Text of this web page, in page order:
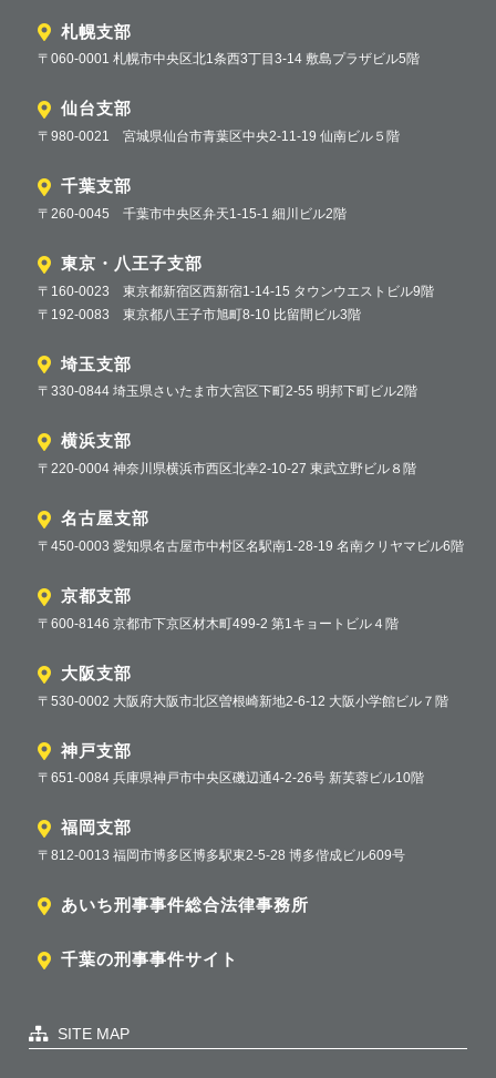
札幌支部
〒060-0001 札幌市中央区北1条西3丁目3-14 敷島プラザビル5階
仙台支部
〒980-0021 宮城県仙台市青葉区中央2-11-19 仙南ビル５階
千葉支部
〒260-0045 千葉市中央区弁天1-15-1 細川ビル2階
東京・八王子支部
〒160-0023 東京都新宿区西新宿1-14-15 タウンウエストビル9階
〒192-0083 東京都八王子市旭町8-10 比留間ビル3階
埼玉支部
〒330-0844 埼玉県さいたま市大宮区下町2-55 明邦下町ビル2階
横浜支部
〒220-0004 神奈川県横浜市西区北幸2-10-27 東武立野ビル８階
名古屋支部
〒450-0003 愛知県名古屋市中村区名駅南1-28-19 名南クリヤマビル6階
京都支部
〒600-8146 京都市下京区材木町499-2 第1キョートビル４階
大阪支部
〒530-0002 大阪府大阪市北区曽根崎新地2-6-12 大阪小学館ビル７階
神戸支部
〒651-0084 兵庫県神戸市中央区磯辺通4-2-26号 新芙蓉ビル10階
福岡支部
〒812-0013 福岡市博多区博多駅東2-5-28 博多偕成ビル609号
あいち刑事事件総合法律事務所
千葉の刑事事件サイト
SITE MAP